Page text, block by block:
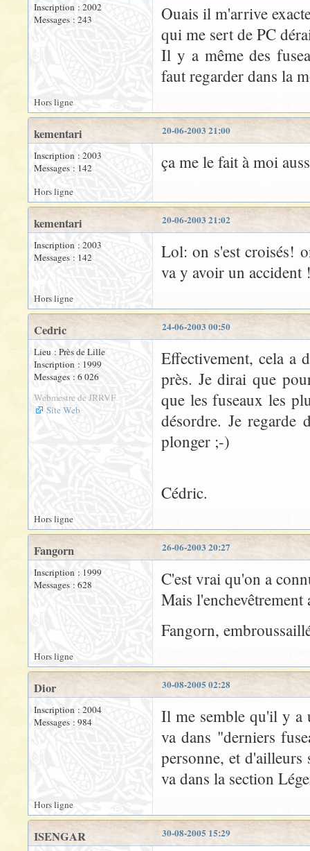
Inscription : 2002
Messages : 243
Ouais il m'arrive
qui me sert de PC
Il y a même des
faut regarder dans la
Hors ligne
20-06-2003 21:00
kementari
Inscription : 2003
Messages : 142
ça me le fait à moi
Hors ligne
20-06-2003 21:02
kementari
Inscription : 2003
Messages : 142
Lol: on s'est croisés!
va y avoir un accident
Hors ligne
24-06-2003 00:50
Cedric
Lieu : Près de Lille
Inscription : 1999
Messages : 6 026
Webmestre de JRRVF
Site Web
Effectivement, cela a
près. Je dirai que
que les fuseaux les
désordre. Je
plonger ;-)
Cédric.
Hors ligne
26-06-2003 20:27
Fangorn
Inscription : 1999
Messages : 628
C'est vrai qu'on a
Mais l'enchevêtrement
Fangorn,
Hors ligne
30-08-2005 02:28
Dior
Inscription : 2004
Messages : 984
Il me semble qu'il y a
va dans "derniers
personne, et
va dans la section
Hors ligne
30-08-2005 15:29
ISENGAR